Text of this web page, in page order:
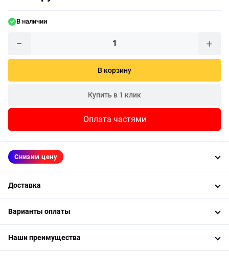
В наличии
В корзину
Купить в 1 клик
Оплата частями
Снизим цену
Доставка
Варианты оплаты
Наши преимущества